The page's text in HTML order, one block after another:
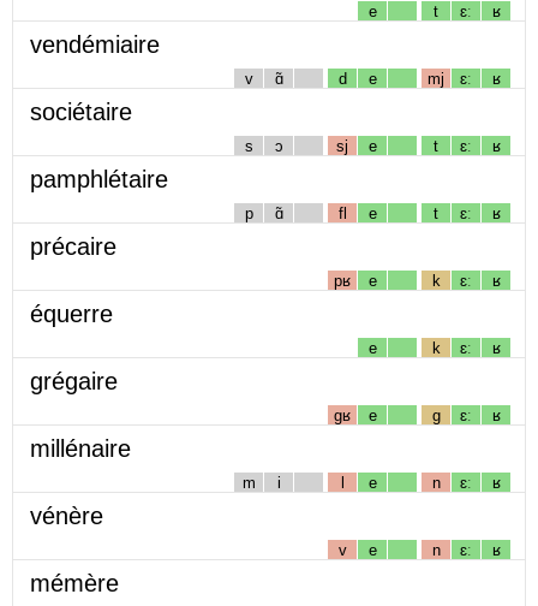
e t ɛː ʁ
vendémiaire
v ɑ̃ d e mj ɛː ʁ
sociétaire
s ɔ sj e t ɛː ʁ
pamphlétaire
p ɑ̃ fl e t ɛː ʁ
précaire
pʁ e k ɛː ʁ
équerre
e k ɛː ʁ
grégaire
gʁ e g ɛː ʁ
millénaire
m i l e n ɛː ʁ
vénère
v e n ɛː ʁ
mémère